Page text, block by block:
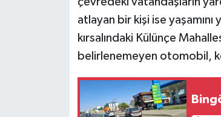
atlayan bir kişi ise
kırsalındaki Külünçe
belirlenemeyen otomobil,